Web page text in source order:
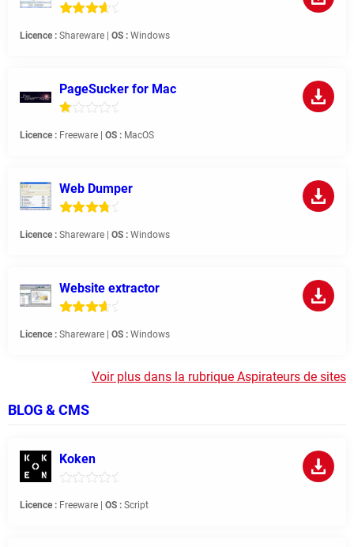
Licence : Shareware | OS : Windows
PageSucker for Mac
Licence : Freeware | OS : MacOS
Web Dumper
Licence : Shareware | OS : Windows
Website extractor
Licence : Shareware | OS : Windows
Voir plus dans la rubrique Aspirateurs de sites
BLOG & CMS
Koken
Licence : Freeware | OS : Script